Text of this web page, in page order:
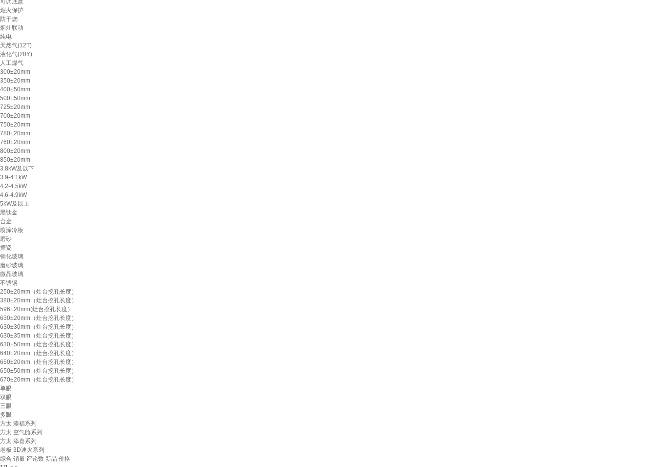
可调底盘
熄火保护
防干烧
烟灶联动
纯电
天然气(12T)
液化气(20Y)
人工煤气
300±20mm
350±20mm
400±50mm
500±50mm
725±20mm
700±20mm
750±20mm
780±20mm
760±20mm
800±20mm
850±20mm
3.8kW及以下
3.9-4.1kW
4.2-4.5kW
4.6-4.9kW
5kW及以上
黑钛金
合金
喷涂冷板
磨砂
搪瓷
钢化玻璃
磨砂玻璃
微晶玻璃
不锈钢
250±20mm（灶台挖孔长度）
380±20mm（灶台挖孔长度）
596±20mm(灶台挖孔长度）
630±20mm（灶台挖孔长度）
630±30mm（灶台挖孔长度）
630±35mm（灶台挖孔长度）
630±50mm（灶台挖孔长度）
640±20mm（灶台挖孔长度）
650±20mm（灶台挖孔长度）
650±50mm（灶台挖孔长度）
670±20mm（灶台挖孔长度）
单眼
双眼
三眼
多眼
方太 添福系列
方太 空气舱系列
方太 添喜系列
老板 3D速火系列
综合 销量 评论数 新品 价格